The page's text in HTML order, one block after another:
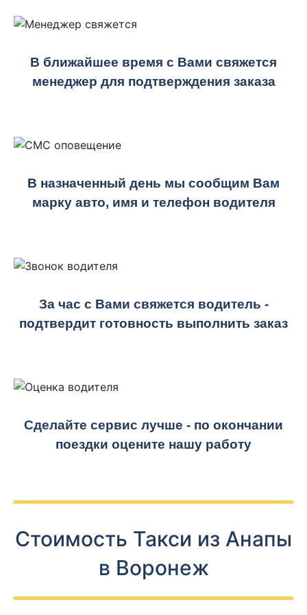
В ближайшее время с Вами свяжется
менеджер для подтверждения заказа
В назначенный день мы сообщим Вам
марку авто, имя и телефон водителя
За час с Вами свяжется водитель -
подтвердит готовность выполнить заказ
Сделайте сервис лучше - по окончании
поездки оцените нашу работу
Стоимость Такси из Анапы
в Воронеж